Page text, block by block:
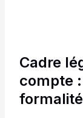
Cadre
compte